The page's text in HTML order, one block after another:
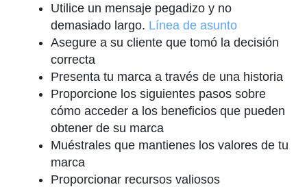
Utilice un mensaje pegadizo y no
demasiado largo. Línea de asunto
Asegure a su cliente que tomó la decisión
correcta
Presenta tu marca a través de una historia
Proporcione los siguientes pasos sobre
cómo acceder a los beneficios que pueden
obtener de su marca
Muéstrales que mantienes los valores de tu
marca
Proporcionar recursos valiosos